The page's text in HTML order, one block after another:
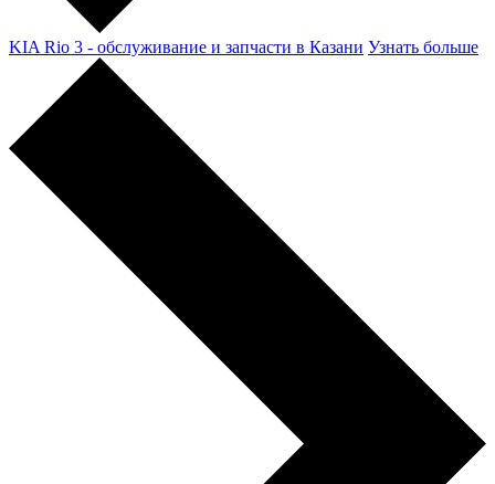
KIA Rio 3 - обслуживание и запчасти в Казани Узнать больше